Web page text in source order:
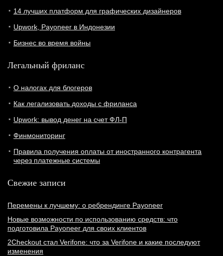
14 лучших платформ для графических дизайнеров
Upwork, Payoneer в Индонезии
Бизнес во время войны
Легальный фриланс
О налогах для блогеров
Как легализовать доходы с фриланса
Upwork: вывод денег на счет ФЛ-П
Финмониторинг
Правила получения оплаты от иностранного контрагента
через платежные системы
Свежие записи
Перемены к лучшему: о ребрендинге Payoneer
Новые возможности по использованию средств: что
подготовила Payoneer для своих клиентов
2Checkout стал Verifone: что за Verifone и какие последуют
изменения